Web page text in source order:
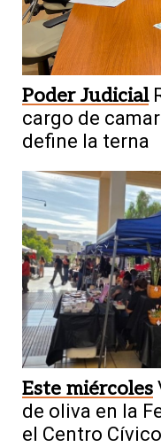
Poder Judicial
cargo de
define la terna
Este miércoles
de oliva en la
el Centro Cívico